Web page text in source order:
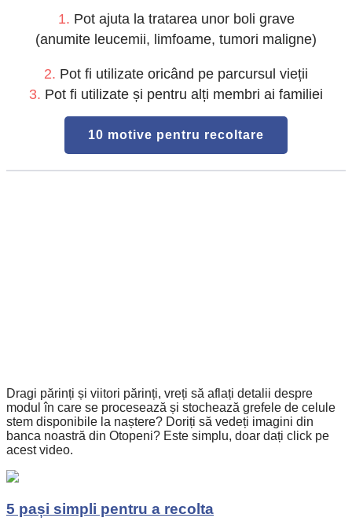
1. Pot ajuta la tratarea unor boli grave
(anumite leucemii, limfoame, tumori maligne)
2. Pot fi utilizate oricând pe parcursul vieții
3. Pot fi utilizate și pentru alți membri ai familiei
10 motive pentru recoltare
Dragi părinți și viitori părinți, vreți să aflați detalii despre
modul în care se procesează și stochează grefele de celule
stem disponibile la naștere? Doriți să vedeți imagini din
banca noastră din Otopeni? Este simplu, doar dați click pe
acest video.
5 pași simpli pentru a recolta